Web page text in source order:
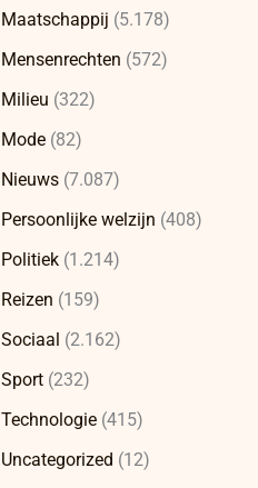
Maatschappij (5.178)
Mensenrechten (572)
Milieu (322)
Mode (82)
Nieuws (7.087)
Persoonlijke welzijn (408)
Politiek (1.214)
Reizen (159)
Sociaal (2.162)
Sport (232)
Technologie (415)
Uncategorized (12)